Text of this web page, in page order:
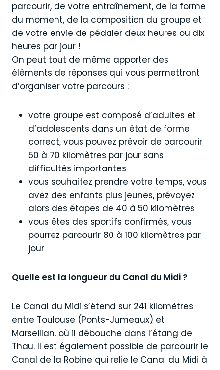
parcourir, de votre entraînement, de la forme
du moment, de la composition du groupe et
de votre envie de pédaler deux heures ou dix
heures par jour !
On peut tout de même apporter des
éléments de réponses qui vous permettront
d’organiser votre parcours :
votre groupe est composé d’adultes et
d’adolescents dans un état de forme
correct, vous pouvez prévoir de parcourir
50 à 70 kilomètres par jour sans
difficultés importantes
vous souhaitez prendre votre temps, vous
avez des enfants plus jeunes, prévoyez
alors des étapes de 40 à 50 kilomètres
vous êtes des sportifs confirmés, vous
pourrez parcourir 80 à 100 kilomètres par
jour
Quelle est la longueur du Canal du Midi ?
Le Canal du Midi s’étend sur 241 kilomètres
entre Toulouse (Ponts-Jumeaux) et
Marseillan, où il débouche dans l’étang de
Thau. Il est également possible de parcourir le
Canal de la Robine qui relie le Canal du Midi à